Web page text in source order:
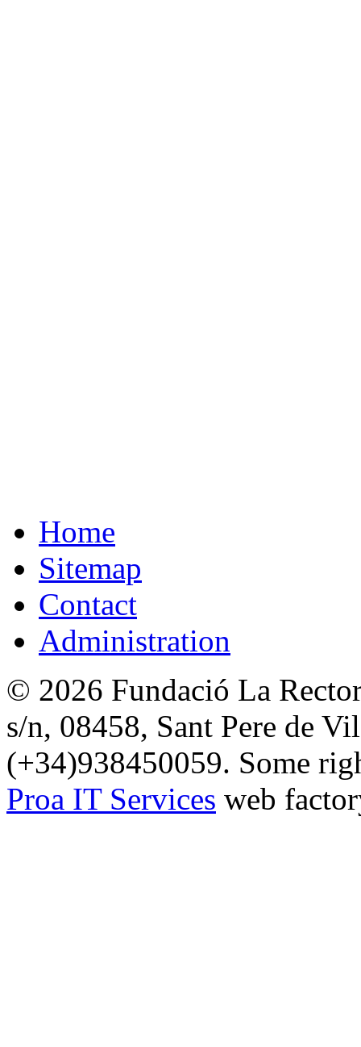
Home
Sitemap
Contact
Administration
© 2026 Fundació La
s/n, 08458, Sant Pere de
(+34)938450059. Some
Proa IT Services web